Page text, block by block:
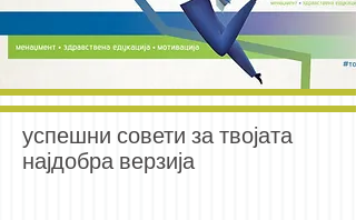
успешни совети за твојата
најдобра верзија